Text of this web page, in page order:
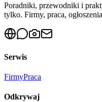
Poradniki, przewodniki i
tylko. Firmy, praca,
Serwis
FirmyPraca
Odkrywaj